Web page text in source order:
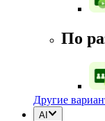
По
Другие
AI